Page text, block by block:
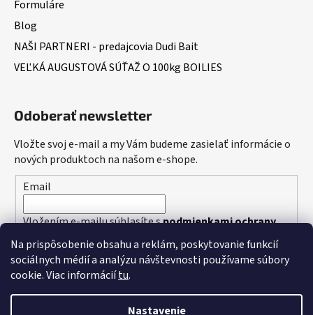
Na prispôsobenie obsahu a reklám, poskytovanie funkcií
sociálnych médií a analýzu návštevnosti používame súbory
cookie. Viac informáciítu.
Nastavenie
Formuláre
Blog
NAŠI PARTNERI - predajcovia Dudi Bait
VEĽKÁ AUGUSTOVÁ SÚŤAŽ O 100kg BOILIES
Odoberať newsletter
Vložte svoj e-mail a my Vám budeme zasielať informácie o
nových produktoch na našom e-shope.
Email
Vložením e-mailu súhlasíte spodmienkami ochrany
osobných údajov
PRIHLÁSIŤ SA